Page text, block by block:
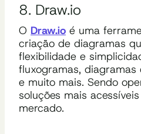
8. Draw.io
O Draw.io é uma
criação de diagramas
flexibilidade e
fluxogramas,
e muito mais. Sendo
soluções mais
mercado.